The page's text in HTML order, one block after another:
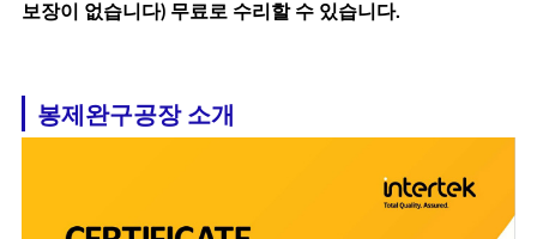
보장이 없습니다) 무료로 수리할 수 있습니다.
봉제완구공장 소개